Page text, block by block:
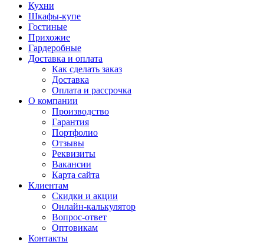
Кухни
Шкафы-купе
Гостиные
Прихожие
Гардеробные
Доставка и оплата
Как сделать заказ
Доставка
Оплата и рассрочка
О компании
Производство
Гарантия
Портфолио
Отзывы
Реквизиты
Вакансии
Карта сайта
Клиентам
Скидки и акции
Онлайн-калькулятор
Вопрос-ответ
Оптовикам
Контакты